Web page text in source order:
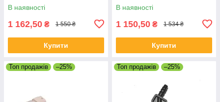
В наявності
1 162,50 ₴ 1 550 ₴
Купити
В наявності
1 150,50 ₴ 1 534 ₴
Купити
Топ продажів –25% Топ продажів –25%